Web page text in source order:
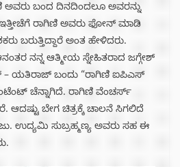
ಬಂದ ದಿನದಿಂದಲೂ ಅವರನ್ನು
ರಾಗಿಣಿ ಅವರು ಫೋನ್ ಮಾಡಿ
ಬರುತ್ತಿದ್ದಾರೆ ಅಂತ ಹೇಳಿದರು.
ನನ್ನ ಆತ್ಮೀಯ ಸ್ನೇಹಿತರಾದ ಜಗ್ಗೇಶ್
– ಯತಿರಾಜ್ ಬಂದು “ರಾಗಿಣಿ ಐಪಿಎಸ್
ಚೆನ್ನಾಗಿದೆ. ರಾಗಿಣಿ ವೆಂಚರ್ಸ್
ಆದಷ್ಟು ಬೇಗ ಚಿತ್ರಕ್ಕೆ ಚಾಲನೆ ಸಿಗಲಿದೆ
ಉದ್ಯಮಿ ಸುಬ್ರಹ್ಮಣ್ಯ ಅವರು ಸಹ ಈ